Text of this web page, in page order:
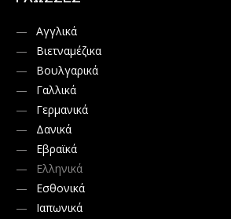
Αγγλικά
Βιετναμέζικα
Βουλγαρικά
Γαλλικά
Γερμανικά
Δανικά
Εβραϊκά
Ελληνικά
Εσθονικά
Ιαπωνικά